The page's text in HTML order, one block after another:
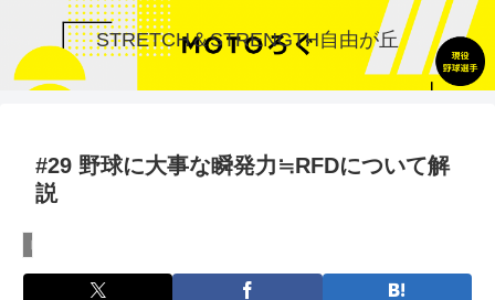
STRETCH＆STRENGTH自由が丘
#29 野球に大事な瞬発力≒RFDについて解
説
トレーニング